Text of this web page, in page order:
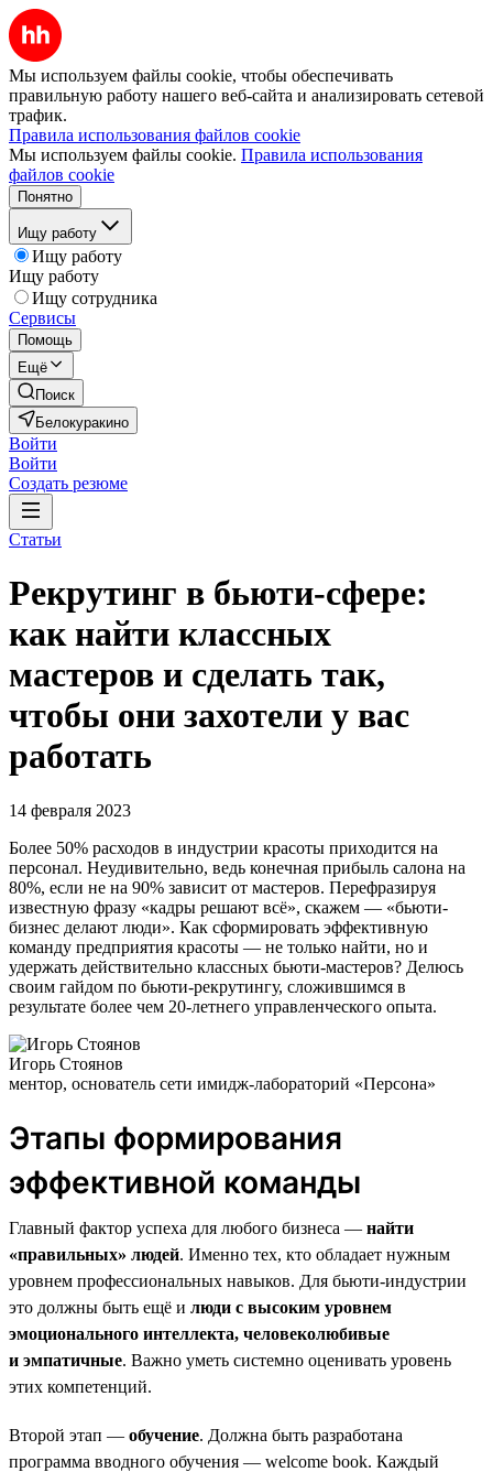
Мы используем файлы cookie, чтобы обеспечивать
правильную работу нашего веб-сайта и анализировать сетевой
трафик.
Правила использования файлов cookie
Мы используем файлы cookie. Правила использования
файлов cookie
Понятно
Ищу работу
Ищу работу
Ищу работу
Ищу сотрудника
Сервисы
Помощь
Ещё
Поиск
Белокуракино
Войти
Войти
Создать резюме
Статьи
Рекрутинг в бьюти-сфере:
как найти классных
мастеров и сделать так,
чтобы они захотели у вас
работать
14 февраля 2023
Более 50% расходов в индустрии красоты приходится на
персонал. Неудивительно, ведь конечная прибыль салона на
80%, если не на 90% зависит от мастеров. Перефразируя
известную фразу «кадры решают всё», скажем — «бьюти-
бизнес делают люди». Как сформировать эффективную
команду предприятия красоты — не только найти, но и
удержать действительно классных бьюти-мастеров? Делюсь
своим гайдом по бьюти-рекрутингу, сложившимся в
результате более чем 20-летнего управленческого опыта.
Игорь Стоянов
ментор, основатель сети имидж-лабораторий «Персона»
Этапы формирования
эффективной команды
Главный фактор успеха для любого бизнеса — найти
«правильных» людей. Именно тех, кто обладает нужным
уровнем профессиональных навыков. Для бьюти-индустрии
это должны быть ещё и люди с высоким уровнем
эмоционального интеллекта, человеколюбивые
и эмпатичные. Важно уметь системно оценивать уровень
этих компетенций.
Второй этап — обучение. Должна быть разработана
программа вводного обучения — welcome book. Каждый